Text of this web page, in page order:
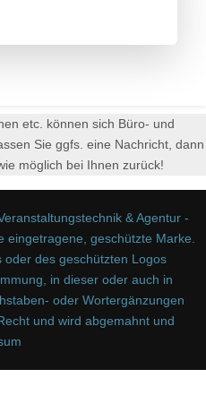
etc. können sich Büro- und
Sie ggfs. eine Nachricht, dann
möglich bei Ihnen zurück!
& Agentur -
eingetragene, geschützte Marke.
oder des geschützten Logos
in dieser oder auch in
oder Wortergänzungen
und wird abgemahnt und